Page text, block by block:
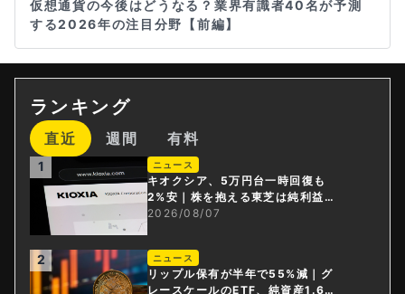
仮想通貨の今後はどうなる？業界有識者40名が予測
する2026年の注目分野【前編】
ランキング
直近 週間 有料
1 ニュース
キオクシア、5万円台一時回復も
2%安｜株を抱える東芝は純利益3
0倍
2026/08/07
2 ニュース
リップル保有が半年で55%減｜グ
レースケールのETF、純資産1.6億